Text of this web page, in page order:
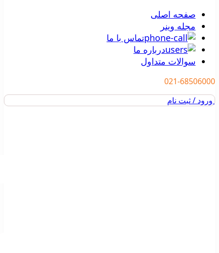
صفحه اصلی
مجله وینر
تماس با ما
درباره ما
سوالات متداول
021-68506000
ورود / ثبت نام